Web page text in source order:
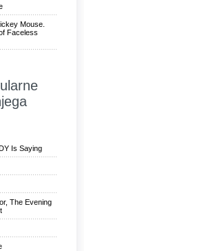
Mouse.
Faceless
Is Saying
The Evening